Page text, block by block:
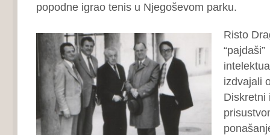
popodne igrao tenis u Njegoševom parku.
Risto
izdvajali
Diskretni